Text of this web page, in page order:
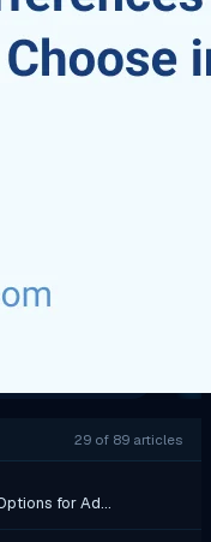
29 of 89 articles
for Ad…